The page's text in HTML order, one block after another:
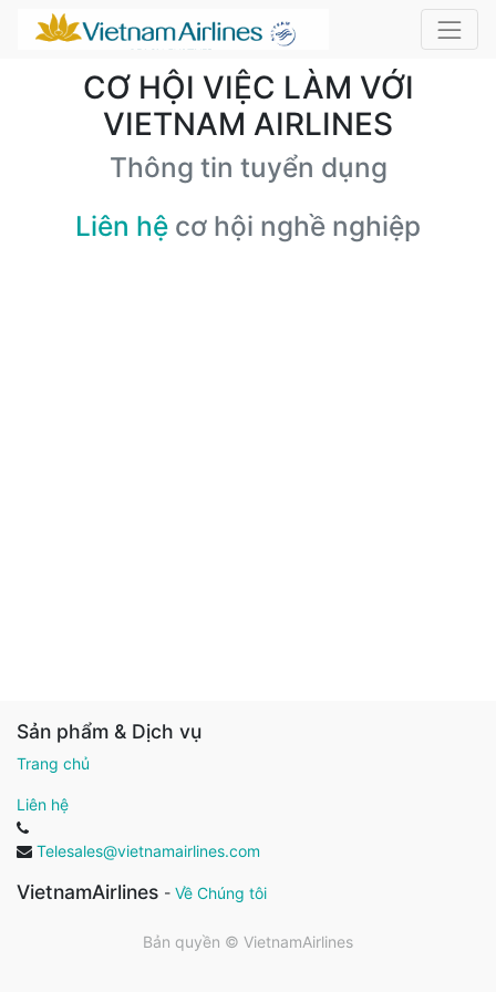
CƠ HỘI VIỆC LÀM VỚI
VIETNAM AIRLINES
Thông tin tuyển dụng
Liên hệ cơ hội nghề nghiệp
Sản phẩm & Dịch vụ
Trang chủ
Liên hệ
Telesales@vietnamairlines.com
VietnamAirlines - Về Chúng tôi
Bản quyền © VietnamAirlines